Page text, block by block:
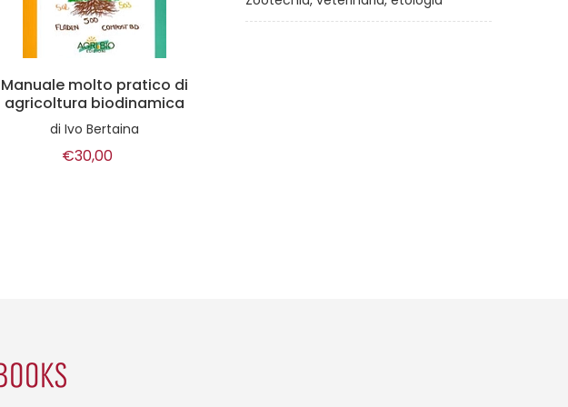
Agricoltura biodinamica
diHugh Lovel
€23,00